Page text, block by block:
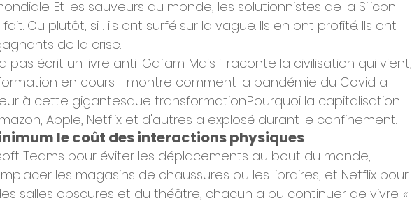
Et les sauveurs du monde, les solutionnistes de la Silicon
Ou plutôt, si : ils ont surfé sur la vague. Ils en ont profité. Ils ont
de la crise.
pas écrit un livre anti-Gafam. Mais il raconte la civilisation qui vient,
en cours. Il montre comment la pandémie du Covid a
à cette gigantesque transformation.Pourquoi la capitalisation
Apple, Netflix et d'autres a explosé durant le confinement.
le coût des interactions physiques
Teams pour éviter les déplacements au bout du monde,
les magasins de chaussures ou les libraires, et Netflix pour
salles obscures et du théâtre, chacun a pu continuer de vivre. «